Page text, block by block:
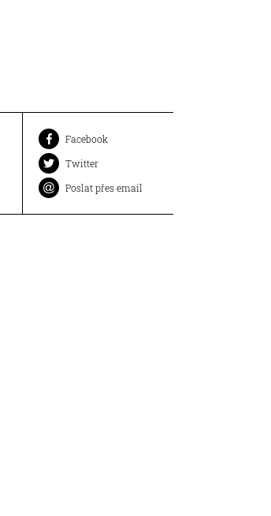
Facebook
Twitter
Poslat přes email